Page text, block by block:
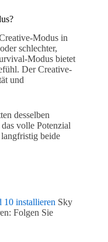
Modus in
schlechter,
Modus bietet
Der Creative-
und
desselben
volle Potenzial
beide
installieren Sky
Folgen Sie